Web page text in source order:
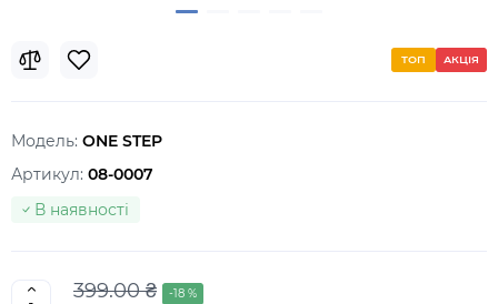
АКЦІЯ
ТОП
Модель: ONE STEP
Артикул: 08-0007
В наявності
399.00 ₴ -18 %